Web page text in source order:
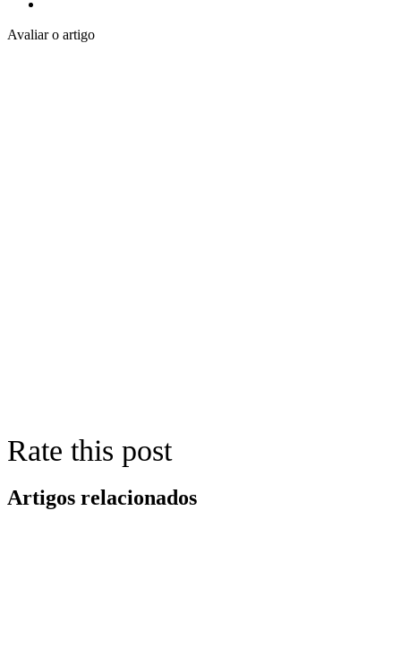
Avaliar o artigo
Rate this post
Artigos relacionados